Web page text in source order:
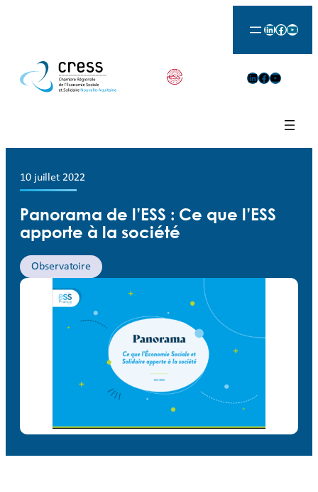
LinkedIn
Facebook
LinkedIn
Facebook
YouTube
10 juillet 2022
Panorama de l’ESS : Ce que l’ESS
apporte à la société
Observatoire